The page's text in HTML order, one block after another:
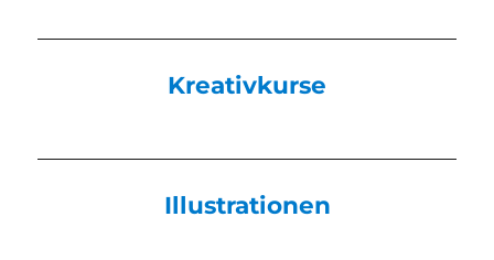
Kreativkurse
Illustrationen